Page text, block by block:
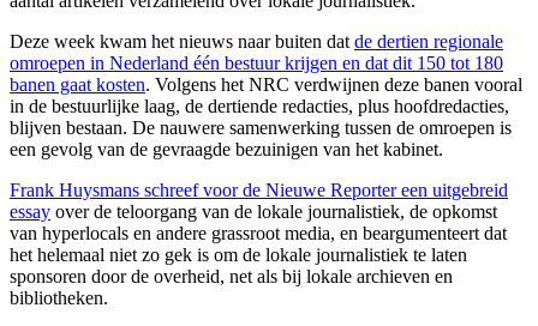
Deze week kwam het nieuws naar buiten dat de dertien regionale
omroepen in Nederland één bestuur krijgen en dat dit 150 tot 180
banen gaat kosten. Volgens het NRC verdwijnen deze banen vooral
in de bestuurlijke laag, de dertiende redacties, plus hoofdredacties,
blijven bestaan. De nauwere samenwerking tussen de omroepen is
een gevolg van de gevraagde bezuinigen van het kabinet.
Frank Huysmans schreef voor de Nieuwe Reporter een uitgebreid
essay over de teloorgang van de lokale journalistiek, de opkomst
van hyperlocals en andere grassroot media, en beargumenteert dat
het helemaal niet zo gek is om de lokale journalistiek te laten
sponsoren door de overheid, net als bij lokale archieven en
bibliotheken.